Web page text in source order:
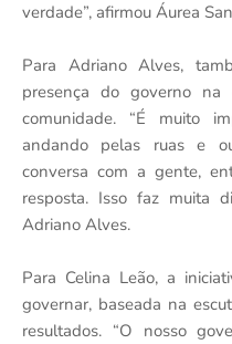
verdade”, afirmou Áurea
Para Adriano Alves,
presença do governo na
comunidade. “É muito
andando pelas ruas e
conversa com a gente,
resposta. Isso faz muita
Adriano Alves.
Para Celina Leão, a
governar, baseada na
resultados. “O nosso